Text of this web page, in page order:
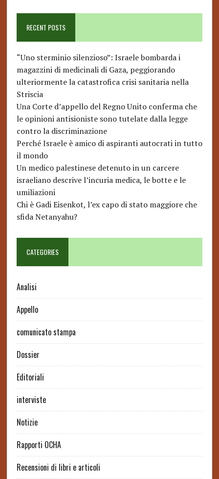
RECENT POSTS
“Uno sterminio silenzioso”: Israele bombarda i
magazzini di medicinali di Gaza, peggiorando
ulteriormente la catastrofica crisi sanitaria nella
Striscia
Una Corte d’appello del Regno Unito conferma che
le opinioni antisioniste sono tutelate dalla legge
contro la discriminazione
Perché Israele è amico di aspiranti autocrati in tutto
il mondo
Un medico palestinese detenuto in un carcere
israeliano descrive l’incuria medica, le botte e le
umiliazioni
Chi è Gadi Eisenkot, l’ex capo di stato maggiore che
sfida Netanyahu?
CATEGORIES
Analisi
Appello
comunicato stampa
Dossier
Editoriali
interviste
Notizie
Rapporti OCHA
Recensioni di libri e articoli